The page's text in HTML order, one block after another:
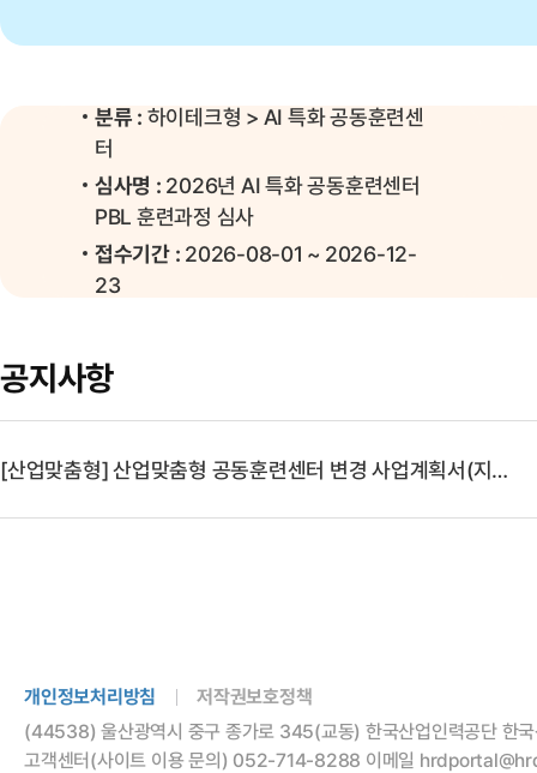
분류 : 하이테크형 > AI 특화 공동훈련센
터
심사명 : 2026년 AI 특화 공동훈련센터
PBL 훈련과정 심사
접수기간 : 2026-08-01 ~ 2026-12-
23
공지사항
[산업맞춤형] 산업맞춤형 공동훈련센터 변경 사업계획서(지원금) 신청 양식
개인정보처리방침
저작권보호정책
(44538) 울산광역시 중구 종가로 345(교동) 한국산업인력공단 한
고객센터(사이트 이용 문의) 052-714-8288 이메일